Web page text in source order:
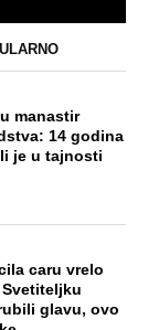
manastir
14 godina
je u tajnosti
caru vrelo
glavu, ovo